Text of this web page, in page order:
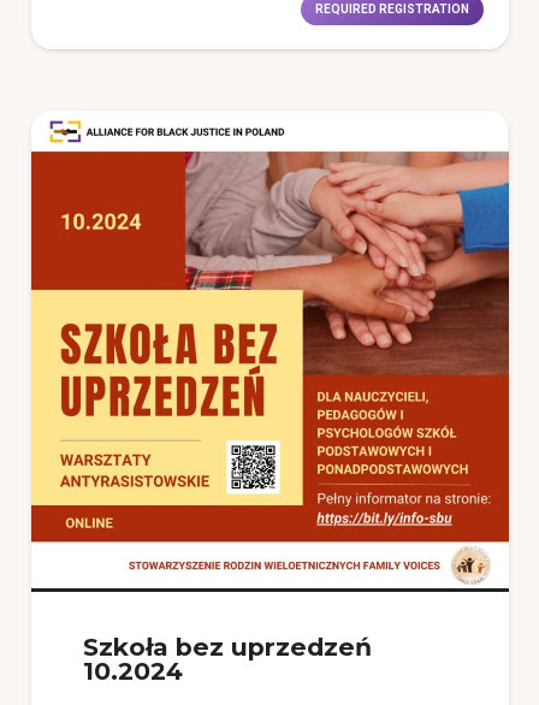
REQUIRED REGISTRATION
Szkoła bez uprzedzeń
10.2024